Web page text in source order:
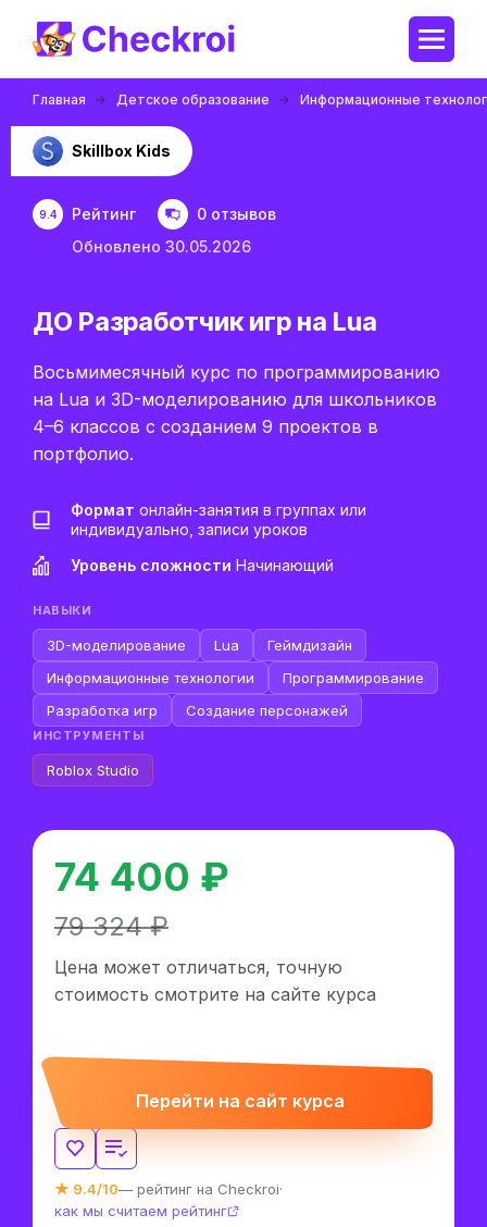
Главная Детское образование Информационные
Skillbox Kids
9.4 Рейтинг
0 отзывов
Обновлено 30.05.2026
ДО Разработчик игр на Lua
Восьмимесячный курс по программированию
на Lua и 3D-моделированию для школьников
4–6 классов с созданием 9 проектов в
портфолио.
Формат онлайн-занятия в группах или
индивидуально, записи уроков
Уровень сложности Начинающий
НАВЫКИ
3D-моделирование Lua
Геймдизайн
Информационные технологии
Программирование
Разработка игр
Создание персонажей
ИНСТРУМЕНТЫ
Roblox Studio
74 400 ₽
79 324 ₽
Цена может отличаться, точную
стоимость смотрите на сайте курса
Перейти на сайт курса
★ 9.4/10— рейтинг на Checkroi·
как мы считаем рейтинг